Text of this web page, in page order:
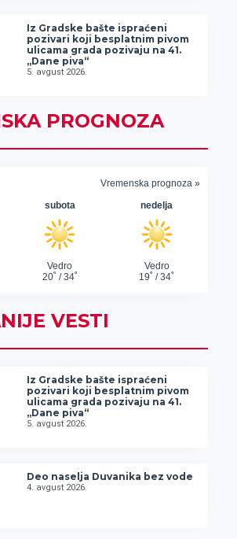
Iz Gradske bašte ispraćeni
pozivari koji besplatnim pivom
ulicama grada pozivaju na 41.
„Dane piva“
5. avgust 2026.
PROGNOZA
VESTI
Iz Gradske bašte ispraćeni
pozivari koji besplatnim pivom
ulicama grada pozivaju na 41.
„Dane piva“
5. avgust 2026.
Deo naselja Duvanika bez vode
4. avgust 2026.